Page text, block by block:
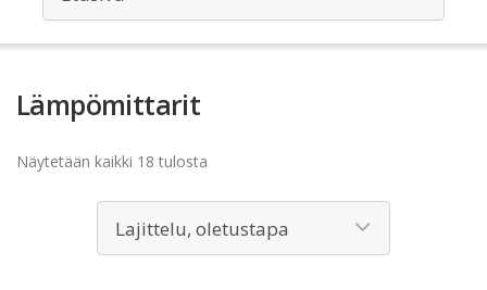
Lämpömittarit
Näytetään kaikki 18 tulosta